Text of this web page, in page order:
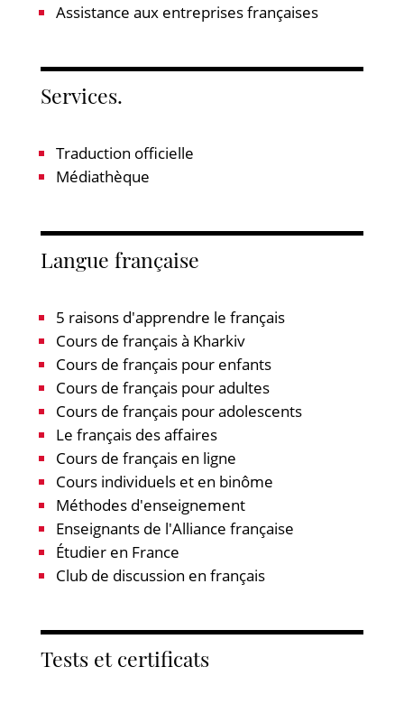
Assistance aux entreprises françaises
Services.
Traduction officielle
Médiathèque
Langue française
5 raisons d'apprendre le français
Cours de français à Kharkiv
Cours de français pour enfants
Cours de français pour adultes
Cours de français pour adolescents
Le français des affaires
Cours de français en ligne
Cours individuels et en binôme
Méthodes d'enseignement
Enseignants de l'Alliance française
Étudier en France
Club de discussion en français
Tests et certificats